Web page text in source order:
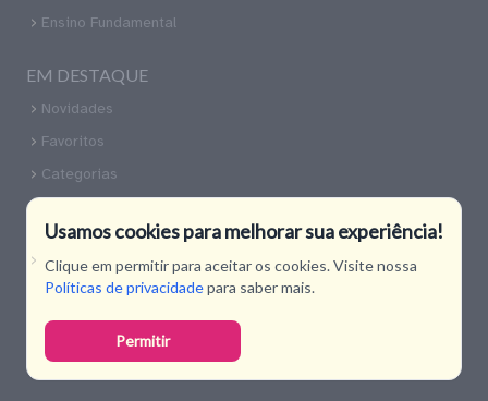
Usamos cookies para melhorar sua experiência!
Clique em permitir para aceitar os cookies. Visite nossa
Políticas de privacidadepara saber mais.
Permitir
Ensino Fundamental
EM DESTAQUE
Novidades
Favoritos
Categorias
CONTATO
Nossas Redes Sociais
Copyright 2026 Todos os direitos reservados. O Espaço
Educar